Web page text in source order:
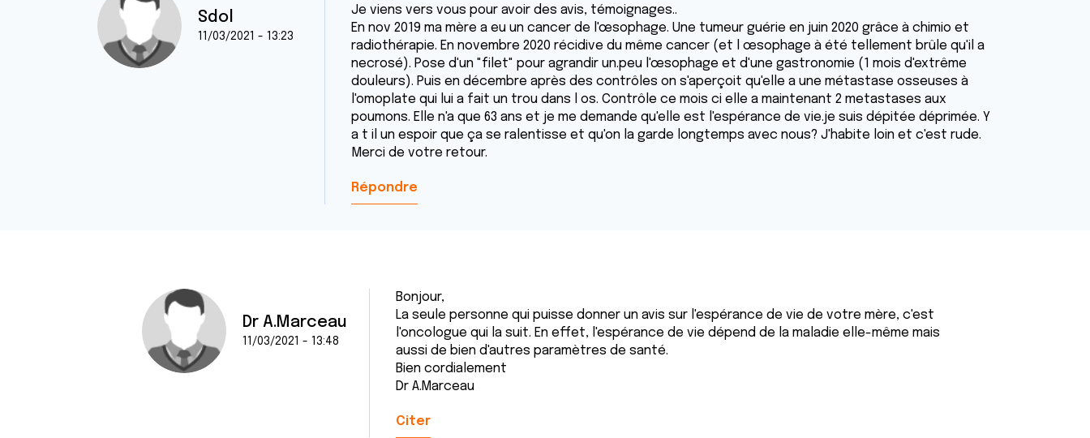
Sdol
11/03/2021 - 13:23
Je viens vers vous pour avoir des avis, témoignages..
En nov 2019 ma mère a eu un cancer de l'œsophage. Une tumeur guérie en juin 2020 grâce à chimio et
radiothérapie. En novembre 2020 récidive du même cancer (et l œsophage à été tellement brûle qu'il a
necrosé). Pose d'un "filet" pour agrandir un.peu l'œsophage et d'une gastronomie (1 mois d'extrême
douleurs). Puis en décembre après des contrôles on s'aperçoit qu'elle a une métastase osseuses à
l'omoplate qui lui a fait un trou dans l os. Contrôle ce mois ci elle a maintenant 2 metastases aux
poumons. Elle n'a que 63 ans et je me demande qu'elle est l'espérance de vie.je suis dépitée déprimée. Y
a t il un espoir que ça se ralentisse et qu'on la garde longtemps avec nous? J'habite loin et c'est rude.
Merci de votre retour.
Répondre
Dr A.Marceau
11/03/2021 - 13:48
Bonjour,
La seule personne qui puisse donner un avis sur l'espérance de vie de votre mère, c'est
l'oncologue qui la suit. En effet, l'espérance de vie dépend de la maladie elle-même mais
aussi de bien d'autres paramètres de santé.
Bien cordialement
Dr A.Marceau
Citer